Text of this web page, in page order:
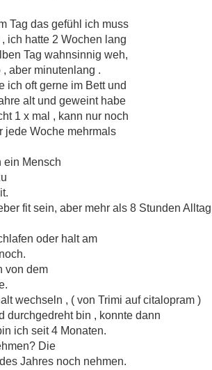
Tag das gefühl ich muss
ich hatte 2 Wochen lang
Tag wahnsinnig weh,
aber minutenlang .
ich oft gerne im Bett und
alt und geweint habe
1 x mal , kann nur noch
jede Woche mehrmals
ein Mensch
fit sein, aber mehr als 8 Stunden
oder halt am
von dem
wechseln , ( von Trimi auf citalopram )
durchgedreht bin , konnte dann
ich seit 4 Monaten.
Die
Jahres noch nehmen.